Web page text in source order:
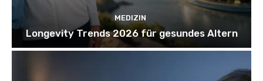
MEDIZIN
Longevity Trends 2026 für gesundes Altern